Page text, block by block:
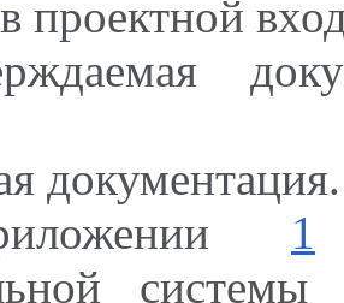
проектной
документация.
1